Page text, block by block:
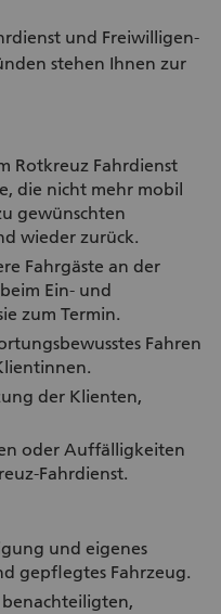
und Freiwilligen-
stehen Ihnen zur
Rotkreuz Fahrdienst
die nicht mehr mobil
gewünschten
wieder zurück.
Fahrgäste an der
Ein- und
zum Termin.
Fahren
der Klienten,
oder Auffälligkeiten
Fahrdienst.
und eigenes
gepflegtes Fahrzeug.